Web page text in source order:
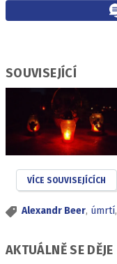
SOUVISEJÍCÍ
VÍCE SOUVISEJÍCÍCH
Alexandr Beer, úmrtí,
AKTUÁLNĚ SE DĚJE